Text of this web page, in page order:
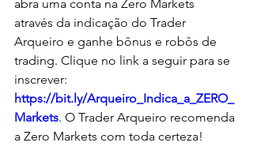
abra uma conta na Zero Markets
através da indicação do Trader
Arqueiro e ganhe bônus e robôs de
trading. Clique no link a seguir para se
inscrever:
https://bit.ly/Arqueiro_Indica_a_ZERO_
Markets. O Trader Arqueiro recomenda
a Zero Markets com toda certeza!